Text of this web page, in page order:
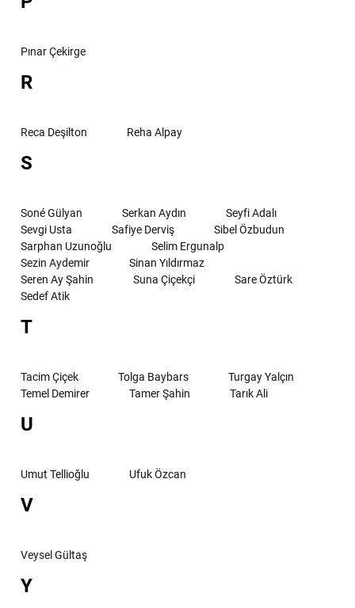
Pınar Çekirge
R
Reca Deşilton Reha Alpay
S
Soné Gülyan Serkan Aydın
Seyfi Adalı
Sevgi Usta
Safiye Derviş
Sibel Özbudun
Sarphan Uzunoğlu
Selim Ergunalp
Sezin Aydemir
Sinan Yıldırmaz
Seren Ay Şahin
Suna Çiçekçi
Sare Öztürk
Sedef Atik
T
Tacim Çiçek Tolga Baybars
Turgay Yalçın
Temel Demirer
Tamer Şahin Tarık Ali
U
Umut Tellioğlu Ufuk Özcan
V
Veysel Gültaş
Y